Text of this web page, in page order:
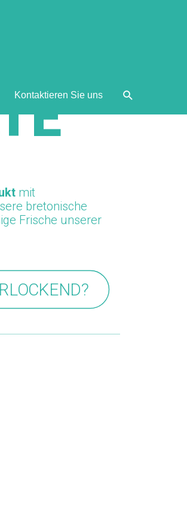
Kontaktieren Sie uns
mit
bretonische
Frische unserer